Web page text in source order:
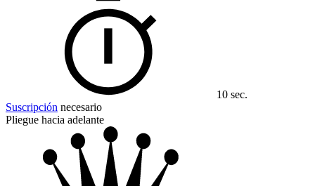
10 sec.
Suscripción necesario
Pliegue hacia adelante